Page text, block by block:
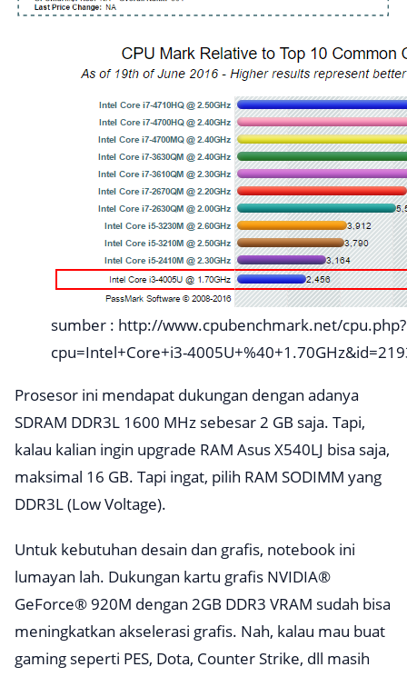
sumber : http://www.cpubenchmark.net/cpu.php?
cpu=Intel+Core+i3-
Prosesor ini mendapat dukungan dengan adanya
SDRAM DDR3L 1600 MHz sebesar 2 GB saja. Tapi,
kalau kalian ingin upgrade RAM Asus X540LJ bisa saja,
maksimal 16 GB. Tapi ingat, pilih RAM SODIMM yang
DDR3L (Low Voltage).
Untuk kebutuhan desain dan grafis, notebook ini
lumayan lah. Dukungan kartu grafis NVIDIA®
GeForce® 920M dengan 2GB DDR3 VRAM sudah bisa
meningkatkan akselerasi grafis. Nah, kalau mau buat
gaming seperti PES, Dota, Counter Strike, dll masih